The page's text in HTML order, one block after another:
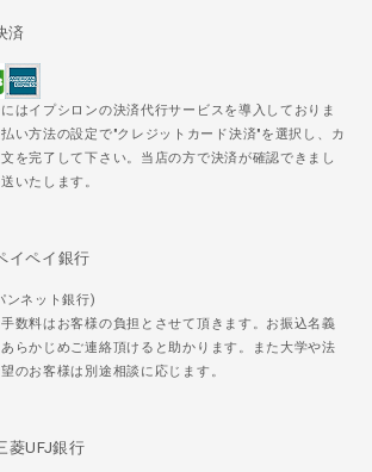
済
はイプシロンの決済代行サービスを導入しておりま
い方法の設定で"クレジットカード決済"を選択し、カ
を完了して下さい。当店の方で決済が確認できまし
いたします。
イペイ銀行
ンネット銀行)
数料はお客様の負担とさせて頂きます。お振込名義
らかじめご連絡頂けると助かります。また大学や法
のお客様は別途相談に応じます。
菱UFJ銀行